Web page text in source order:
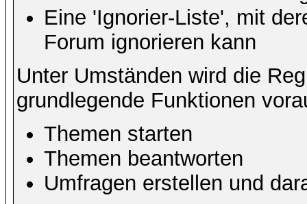
Eine 'Ignorier-Liste', mit
Forum ignorieren kann
Unter Umständen wird die
grundlegende Funktionen
Themen starten
Themen beantworten
Umfragen erstellen und